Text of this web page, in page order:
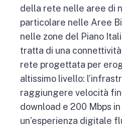
della rete nelle aree di
particolare nelle Aree
nelle zone del Piano
tratta di una connettività
rete progettata per
altissimo livello:
raggiungere velocità
download e 200 Mbps
un’esperienza digitale